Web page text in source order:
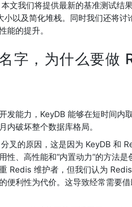
文我们将提供最新的基准测试结
小以及简化堆栈。同时我们还将讨
能的提升。
字，为什么要做
发能力，KeyDB 能够在短时间内
内破坏整个数据库格局。
叉的原因，这是因为 KeyDB 和
性、高性能和“内置动力”的方法是
Redis 维护者，但我们认为
便利性为代价。这导致经常需要